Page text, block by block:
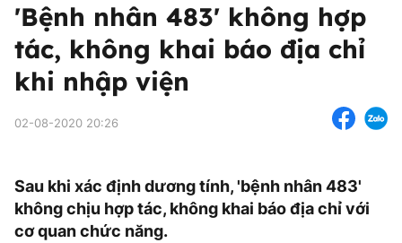
'Bệnh nhân 483' không hợp
tác, không khai báo địa chỉ
khi nhập viện
02-08-2020 20:26
Sau khi xác định dương tính, 'bệnh nhân 483'
không chịu hợp tác, không khai báo địa chỉ với
cơ quan chức năng.